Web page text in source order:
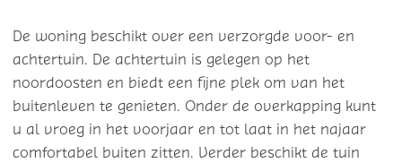
De woning beschikt over een verzorgde voor- en
achtertuin. De achtertuin is gelegen op het
noordoosten en biedt een fijne plek om van het
buitenleven te genieten. Onder de overkapping kunt
u al vroeg in het voorjaar en tot laat in het najaar
comfortabel buiten zitten. Verder beschikt de tuin